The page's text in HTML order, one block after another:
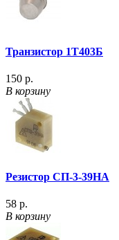
Транзистор 1Т403Б
150 р.
В корзину
Резистор СП-3-39НА
58 р.
В корзину